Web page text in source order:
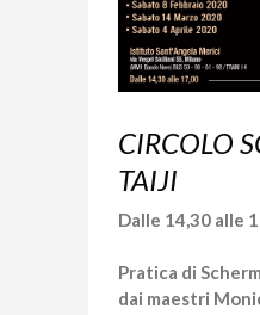
CIRCOLO
TAIJI
Dalle 14,30 alle
Pratica di
dai maestri